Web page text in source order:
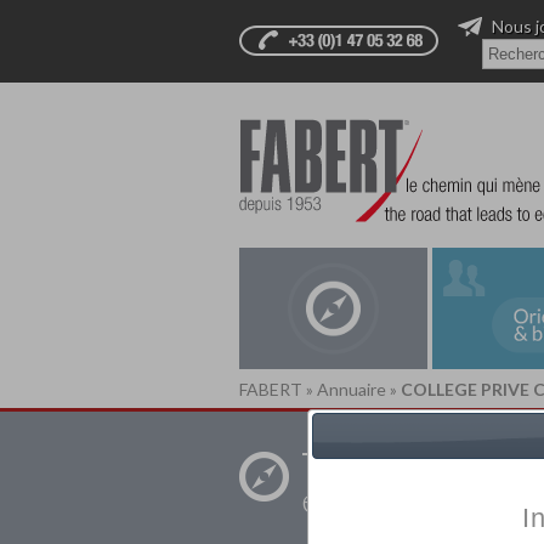
Nous
FABERT » Annuaire » COLLEGE PRIVE
Trouver un
établissement